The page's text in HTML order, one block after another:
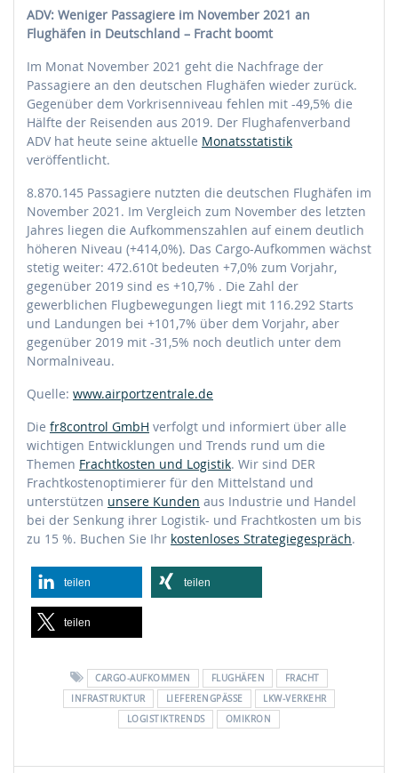
ADV: Weniger Passagiere im November 2021 an
Flughäfen in Deutschland – Fracht boomt
Im Monat November 2021 geht die Nachfrage der
Passagiere an den deutschen Flughäfen wieder zurück.
Gegenüber dem Vorkrisenniveau fehlen mit -49,5% die
Hälfte der Reisenden aus 2019. Der Flughafenverband
ADV hat heute seine aktuelle Monatsstatistik
veröffentlicht.
8.870.145 Passagiere nutzten die deutschen Flughäfen im
November 2021. Im Vergleich zum November des letzten
Jahres liegen die Aufkommenszahlen auf einem deutlich
höheren Niveau (+414,0%). Das Cargo-Aufkommen wächst
stetig weiter: 472.610t bedeuten +7,0% zum Vorjahr,
gegenüber 2019 sind es +10,7% . Die Zahl der
gewerblichen Flugbewegungen liegt mit 116.292 Starts
und Landungen bei +101,7% über dem Vorjahr, aber
gegenüber 2019 mit -31,5% noch deutlich unter dem
Normalniveau.
Quelle: www.airportzentrale.de
Die fr8control GmbH verfolgt und informiert über alle
wichtigen Entwicklungen und Trends rund um die
Themen Frachtkosten und Logistik. Wir sind DER
Frachtkostenoptimierer für den Mittelstand und
unterstützen unsere Kunden aus Industrie und Handel
bei der Senkung ihrer Logistik- und Frachtkosten um bis
zu 15 %. Buchen Sie Ihr kostenloses Strategiegespräch.
teilen teilen
teilen
CARGO-AUFKOMMEN FLUGHÄFEN
FRACHT
INFRASTRUKTUR
LIEFERENGPÄSSE
LKW-VERKEHR
LOGISTIKTRENDS
OMIKRON